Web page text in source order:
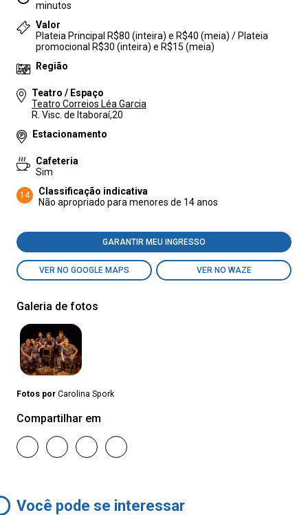
minutos
Valor
Plateia Principal R$80 (inteira) e R$40 (meia) / Plateia
promocional R$30 (inteira) e R$15 (meia)
Região
Teatro / Espaço
Teatro Correios Léa Garcia
R. Visc. de Itaboraí,20
Estacionamento
Cafeteria
Sim
14
Classificação indicativa
Não apropriado para menores de 14 anos
GARANTIR MEU INGRESSO
VER NO GOOGLE MAPS VER NO WAZE
Galeria de fotos
Fotos por Carolina Spork
Compartilhar em
Você pode se interessar